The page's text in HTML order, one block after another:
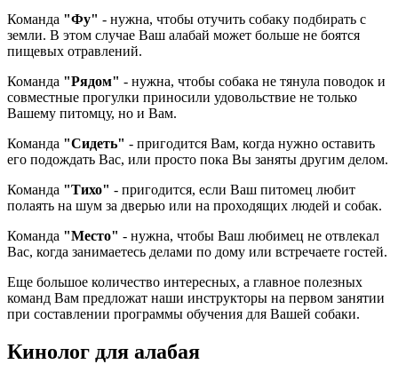
Команда "Фу" - нужна, чтобы отучить собаку подбирать с
земли. В этом случае Ваш алабай может больше не боятся
пищевых отравлений.
Команда "Рядом" - нужна, чтобы собака не тянула поводок и
совместные прогулки приносили удовольствие не только
Вашему питомцу, но и Вам.
Команда "Сидеть" - пригодится Вам, когда нужно оставить
его подождать Вас, или просто пока Вы заняты другим делом.
Команда "Тихо" - пригодится, если Ваш питомец любит
полаять на шум за дверью или на проходящих людей и собак.
Команда "Место" - нужна, чтобы Ваш любимец не отвлекал
Вас, когда занимаетесь делами по дому или встречаете гостей.
Еще большое количество интересных, а главное полезных
команд Вам предложат наши инструкторы на первом занятии
при составлении программы обучения для Вашей собаки.
Кинолог для алабая